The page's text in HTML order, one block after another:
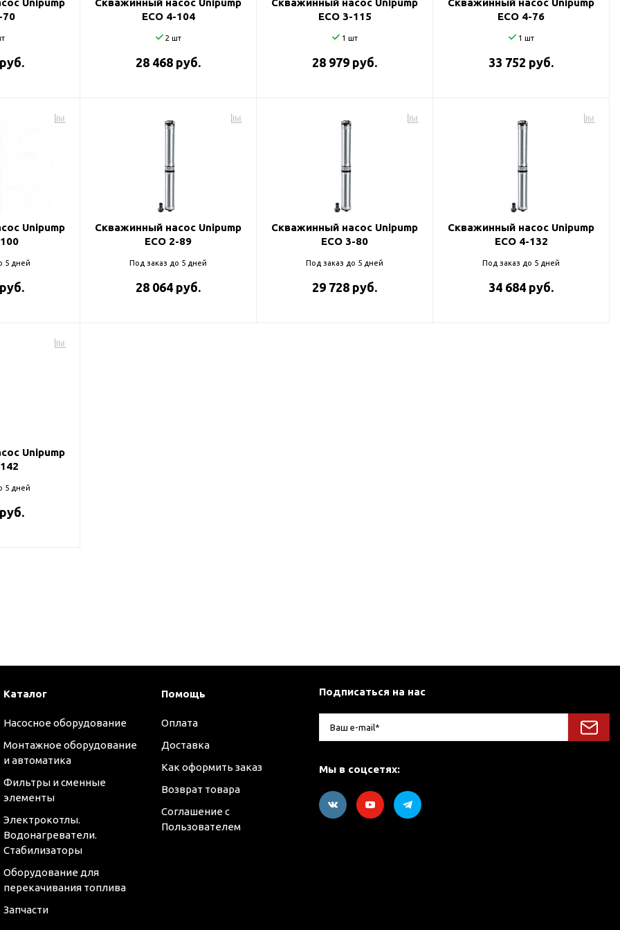
Unipump
70
Скважинный насос Unipump
ECO 4-104
2 шт
28 468 руб.
Скважинный насос Unipump
ECO 3-115
1 шт
28 979 руб.
Скважинный насос Unipump
ECO 4-76
1 шт
33 752 руб.
Unipump
5 дней
Скважинный насос Unipump
ECO 2-89
Под заказ до 5 дней
28 064 руб.
Скважинный насос Unipump
ECO 3-80
Под заказ до 5 дней
29 728 руб.
Скважинный насос Unipump
ECO 4-132
Под заказ до 5 дней
34 684 руб.
Unipump
5 дней
Каталог
Насосное оборудование
Монтажное оборудование
и автоматика
Фильтры и сменные
элементы
Электрокотлы.
Водонагреватели.
Стабилизаторы
Оборудование для
перекачивания топлива
Запчасти
Помощь
Оплата
Доставка
Как оформить заказ
Возврат товара
Соглашение с
Пользователем
Подписаться на нас
Мы в соцсетях: